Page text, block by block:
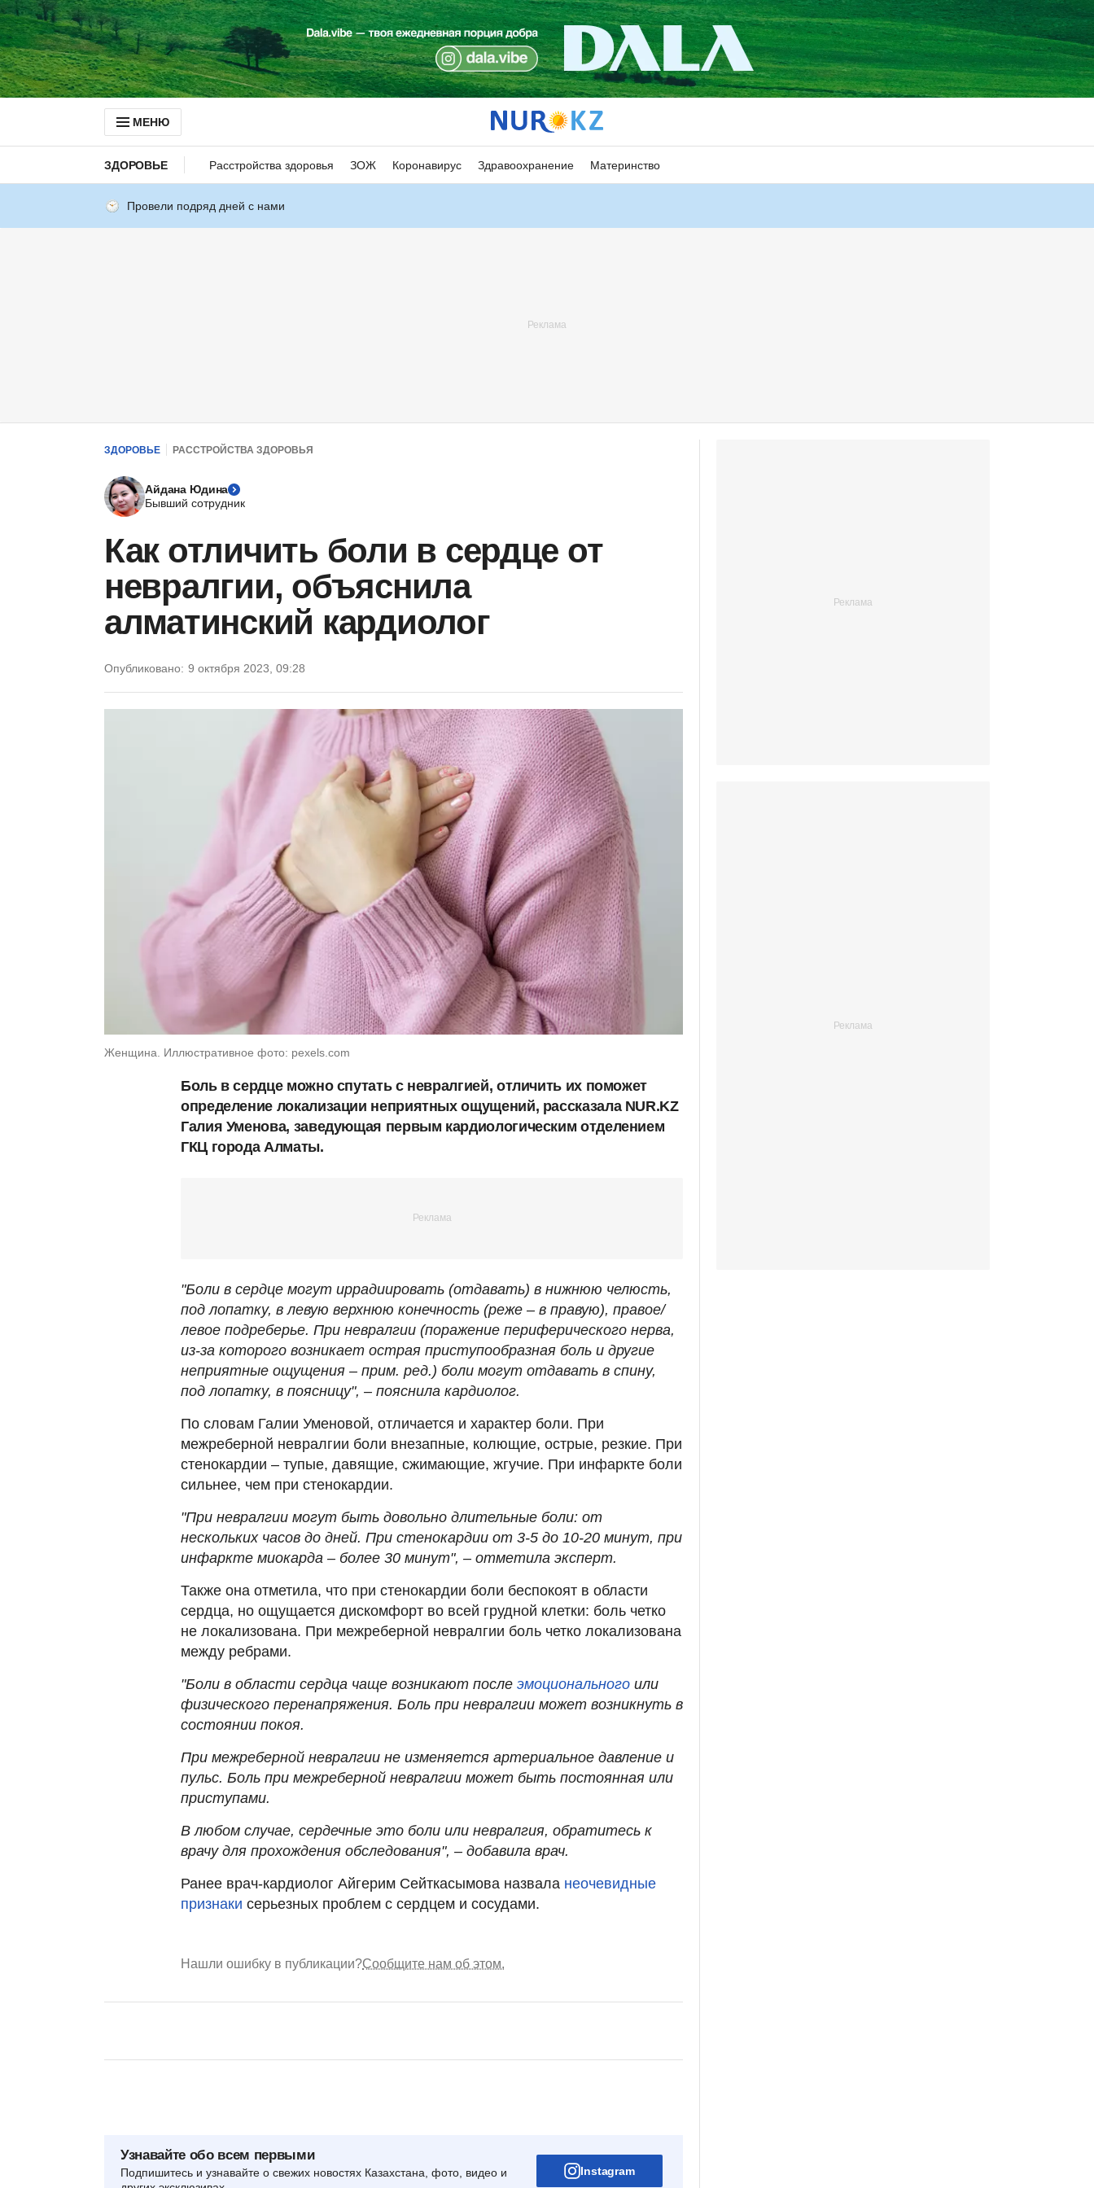
МЕНЮ
ЗДОРОВЬЕ Расстройства здоровья ЗОЖ Коронавирус Здравоохранение Материнство
Провели подряд дней с нами
ЗДОРОВЬЕ РАССТРОЙСТВА ЗДОРОВЬЯ
Айдана Юдина
Бывший сотрудник
Как отличить боли в сердце от
невралгии, объяснила
алматинский кардиолог
Опубликовано: 9 октября 2023, 09:28
Женщина. Иллюстративное фото: pexels.com
Боль в сердце можно спутать с невралгией, отличить их поможет
определение локализации неприятных ощущений, рассказала NUR.KZ
Галия Уменова, заведующая первым кардиологическим отделением
ГКЦ города Алматы.
"Боли в сердце могут иррадиировать (отдавать) в нижнюю челюсть,
под лопатку, в левую верхнюю конечность (реже – в правую), правое/
левое подреберье. При невралгии (поражение периферического нерва,
из-за которого возникает острая приступообразная боль и другие
неприятные ощущения – прим. ред.) боли могут отдавать в спину,
под лопатку, в поясницу", – пояснила кардиолог.
По словам Галии Уменовой, отличается и характер боли. При
межреберной невралгии боли внезапные, колющие, острые, резкие. При
стенокардии – тупые, давящие, сжимающие, жгучие. При инфаркте боли
сильнее, чем при стенокардии.
"При невралгии могут быть довольно длительные боли: от
нескольких часов до дней. При стенокардии от 3-5 до 10-20 минут, при
инфаркте миокарда – более 30 минут", – отметила эксперт.
Также она отметила, что при стенокардии боли беспокоят в области
сердца, но ощущается дискомфорт во всей грудной клетки: боль четко
не локализована. При межреберной невралгии боль четко локализована
между ребрами.
"Боли в области сердца чаще возникают после эмоционального или
физического перенапряжения. Боль при невралгии может возникнуть в
состоянии покоя.
При межреберной невралгии не изменяется артериальное давление и
пульс. Боль при межреберной невралгии может быть постоянная или
приступами.
В любом случае, сердечные это боли или невралгия, обратитесь к
врачу для прохождения обследования", – добавила врач.
Ранее врач-кардиолог Айгерим Сейткасымова назвала неочевидные
признаки серьезных проблем с сердцем и сосудами.
Нашли ошибку в публикации?Сообщите нам об этом.
Узнавайте обо всем первыми
Подпишитесь и узнавайте о свежих новостях Казахстана, фото, видео и
Instagram